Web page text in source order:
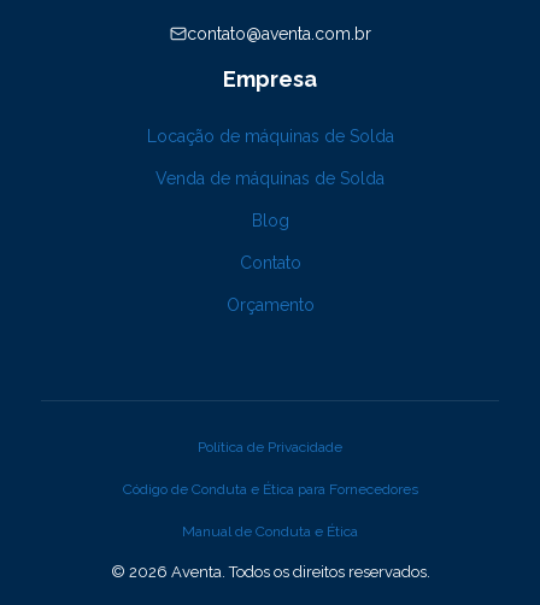
contato@aventa.com.br
Empresa
Locação de máquinas de Solda
Venda de máquinas de Solda
Blog
Contato
Orçamento
© 2026 Aventa. Todos os direitos reservados.
Política de Privacidade
Código de Conduta e Ética para Fornecedores
Manual de Conduta e Ética